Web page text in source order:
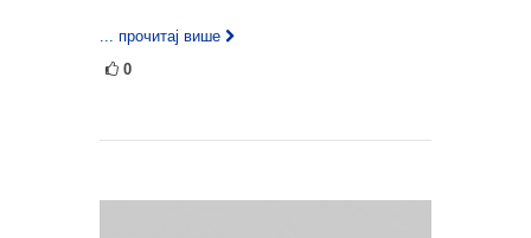
... прочитај више
0